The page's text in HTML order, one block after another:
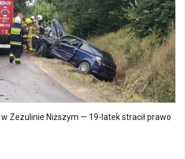
w SM "Batory" już 19 czerwca w Łęcznej
Zezulinie Niższym — 19-latek stracił prawo